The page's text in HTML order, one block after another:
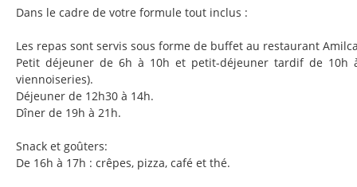
Dans le cadre de votre formule tout inclus :
Les repas sont servis sous forme de buffet au restaurant
Petit déjeuner de 6h à 10h et petit-déjeuner tardif de 10h
viennoiseries).
Déjeuner de 12h30 à 14h.
Dîner de 19h à 21h.
Snack et goûters:
De 16h à 17h : crêpes, pizza, café et thé.